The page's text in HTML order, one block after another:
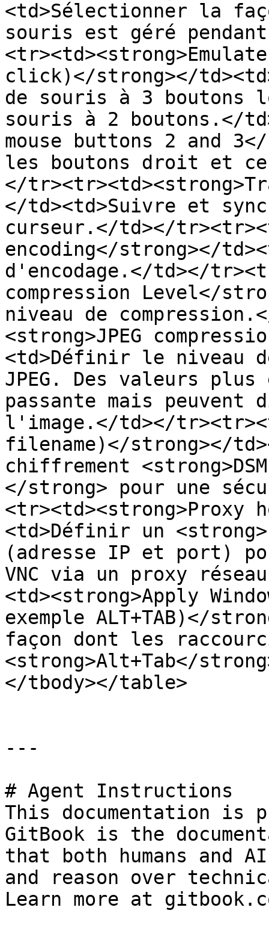
<td>Sélectionner la
souris est géré
click)</strong></
de souris à 3
souris à 2 boutons.</
mouse buttons 2 and
les boutons droit et
</
</td><td>Suivre et
curseur.</td></
encoding</strong></
d'encodage.</td></
compression Level</
niveau de
<strong>JPEG
<td>Définir le niveau
JPEG. Des valeurs
passante mais
l'image.</td></
filename)</strong></
chiffrement
</strong> pour une
<tr><td><strong>Proxy
<td>Définir un
(adresse IP et port)
VNC via un proxy
<td><strong>Apply
exemple ALT+TAB)</
façon dont les
<strong>Alt+Tab</
</tbody></table>
---
# Agent Instructions
This documentation is
GitBook is the
that both humans and
and reason over
Learn more at